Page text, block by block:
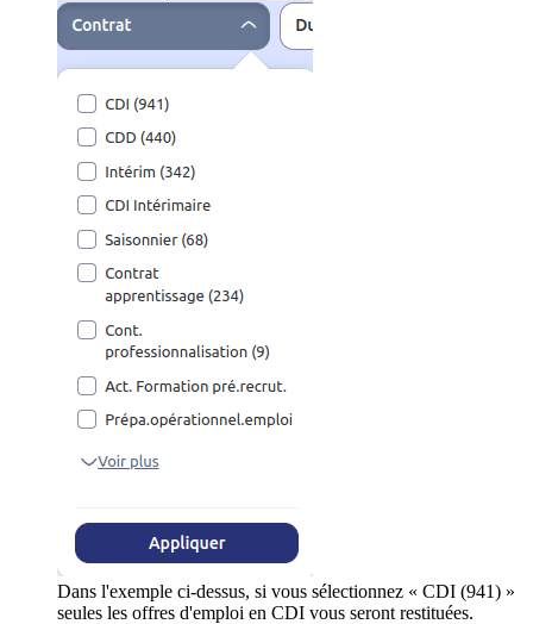
Dans l'exemple ci-dessus, si vous sélectionnez « CDI (941) »
seules les offres d'emploi en CDI vous seront restituées.